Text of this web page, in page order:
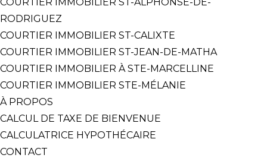
RODRIGUEZ
COURTIER IMMOBILIER ST-CALIXTE
COURTIER IMMOBILIER ST-JEAN-DE-MATHA
COURTIER IMMOBILIER À STE-MARCELLINE
COURTIER IMMOBILIER STE-MÉLANIE
À PROPOS
CALCUL DE TAXE DE BIENVENUE
CALCULATRICE HYPOTHÉCAIRE
CONTACT